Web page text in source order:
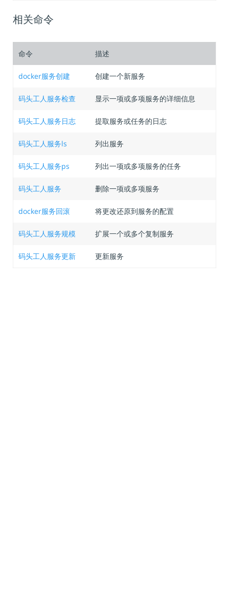
相关命令
命令 描述
docker服务创建 创建一个新服务
码头工人服务检查 显示一项或多项服务的详细信息
码头工人服务日志 提取服务或任务的日志
码头工人服务ls 列出服务
码头工人服务ps 列出一项或多项服务的任务
码头工人服务 删除一项或多项服务
docker服务回滚 将更改还原到服务的配置
码头工人服务规模 扩展一个或多个复制服务
码头工人服务更新 更新服务